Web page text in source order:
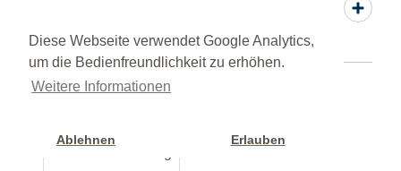
Diese Webseite verwendet Google Analytics,
um die Bedienfreundlichkeit zu erhöhen.
Weitere Informationen
Ablehnen Erlauben
Adressen Kontakt Sitemap
© 2026 BRK Kreisverband Neumarkt i. d. OPf.